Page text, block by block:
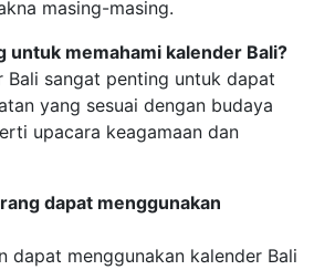
masing-masing.
untuk memahami kalender Bali?
Bali sangat penting untuk dapat
yang sesuai dengan budaya
upacara keagamaan dan
dapat menggunakan
dapat menggunakan kalender Bali